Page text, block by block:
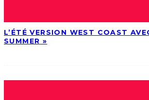
L’ÉTÉ VERSION WEST COAST
SUMMER »